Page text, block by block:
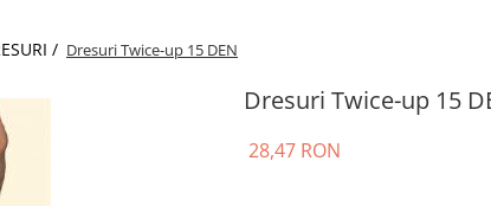
/ Dresuri Twice-up 15 DEN
Dresuri Twice-up 15
28,47 RON